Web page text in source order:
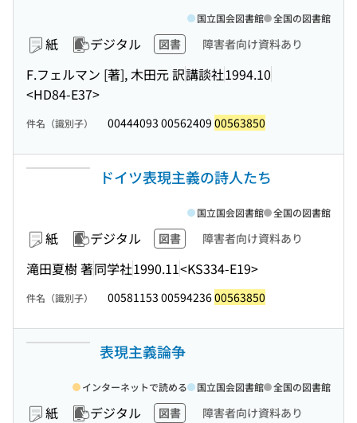
紙 デジタル 図書 障害者向け資料あり
F.フェルマン [著], 木田元 訳講談社1994.10
<HD84-E37>
国立国会図書館 全国の図書館
件名（識別子） 00444093 00562409 00563850
ドイツ表現主義の詩人たち
紙 デジタル 図書 障害者向け資料あり
滝田夏樹 著同学社1990.11<KS334-E19>
国立国会図書館 全国の図書館
件名（識別子） 00581153 0059423600563850
表現主義論争
紙 デジタル 図書 障害者向け資料あり
インターネットで読める 国立国会図書館 全国の図書館